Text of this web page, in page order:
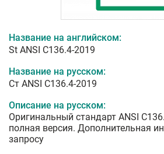
Название на английском:
St ANSI C136.4-2019
Название на русском:
Ст ANSI C136.4-2019
Описание на русском:
Оригинальный стандарт ANSI
полная версия. Дополнительная
запросу